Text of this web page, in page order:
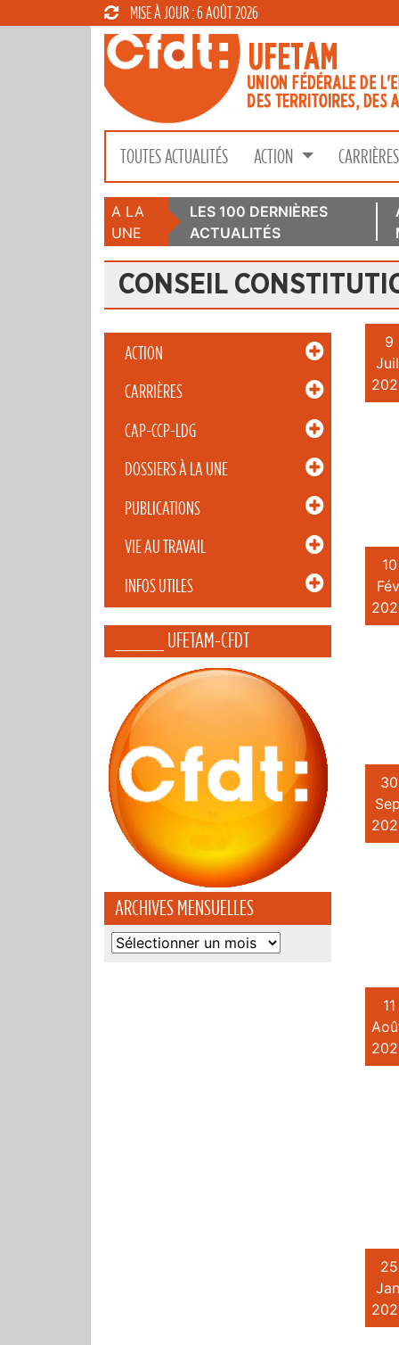
MISE À JOUR : 6 AOÛT 2026
TOUTES ACTUALITÉS ACTION CARRIÈRES
A LA
UNE
LES 100 DERNIÈRES
ACTUALITÉS
CONSEIL
ACTION
CARRIÈRES
CAP-CCP-LDG
DOSSIERS À LA UNE
PUBLICATIONS
VIE AU TRAVAIL
INFOS UTILES
_____ UFETAM-CFDT
ARCHIVES MENSUELLES
Archives
9
10
30
11
25